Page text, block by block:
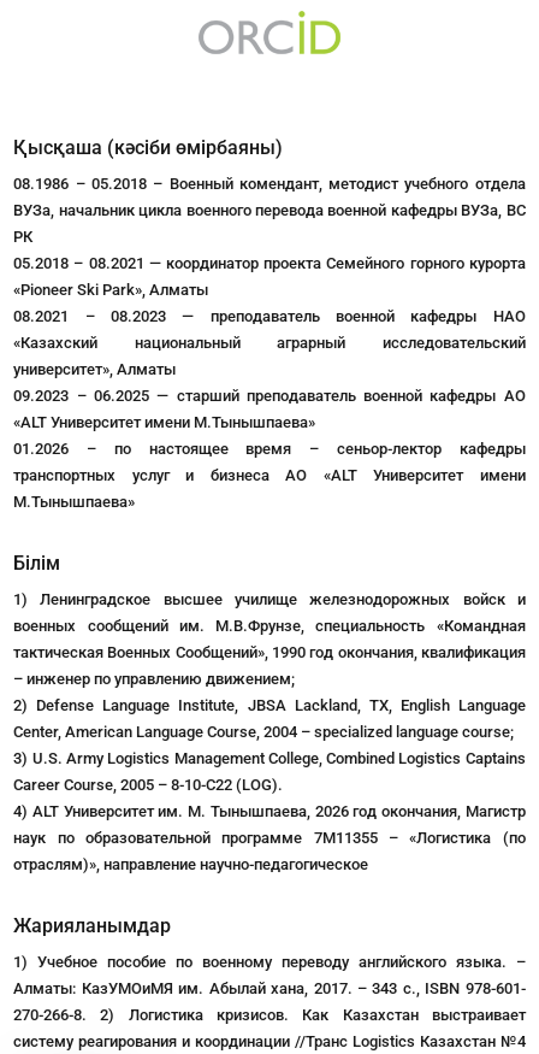
Қысқаша (кәсіби өмірбаяны)
08.1986 – 05.2018 – Военный комендант, методист учебного отдела
ВУЗа, начальник цикла военного перевода военной кафедры ВУЗа, ВС
РК
05.2018 – 08.2021 — координатор проекта Семейного горного курорта
«Pioneer Ski Park», Алматы
08.2021 – 08.2023 — преподаватель военной кафедры НАО
«Казахский национальный аграрный исследовательский
университет», Алматы
09.2023 – 06.2025 — старший преподаватель военной кафедры АО
«ALT Университет имени М.Тынышпаева»
01.2026 – по настоящее время – сеньор-лектор кафедры
транспортных услуг и бизнеса АО «ALT Университет имени
М.Тынышпаева»
Білім
1) Ленинградское высшее училище железнодорожных войск и
военных сообщений им. М.В.Фрунзе, специальность «Командная
тактическая Военных Сообщений», 1990 год окончания, квалификация
– инженер по управлению движением;
2) Defense Language Institute, JBSA Lackland, TX, English Language
Center, American Language Course, 2004 – specialized language course;
3) U.S. Army Logistics Management College, Combined Logistics Captains
Career Course, 2005 – 8-10-C22 (LOG).
4) ALT Университет им. М. Тынышпаева, 2026 год окончания, Магистр
наук по образовательной программе 7М11355 – «Логистика (по
отраслям)», направление научно-педагогическое
Жарияланымдар
1) Учебное пособие по военному переводу английского языка. –
Алматы: КазУМОиМЯ им. Абылай хана, 2017. – 343 с., ISBN 978-601-
270-266-8. 2) Логистика кризисов. Как Казахстан выстраивает
систему реагирования и координации //Транс Logistics Казахстан №4